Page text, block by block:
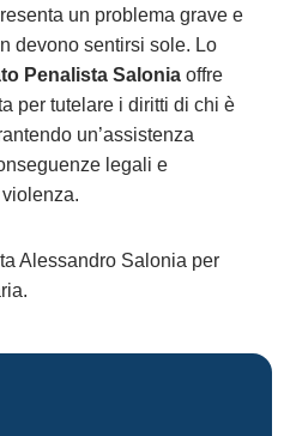
un problema grave e
devono sentirsi sole. Lo
Penalista Salonia offre
per tutelare i diritti di chi è
un’assistenza
legali e
Alessandro Salonia per